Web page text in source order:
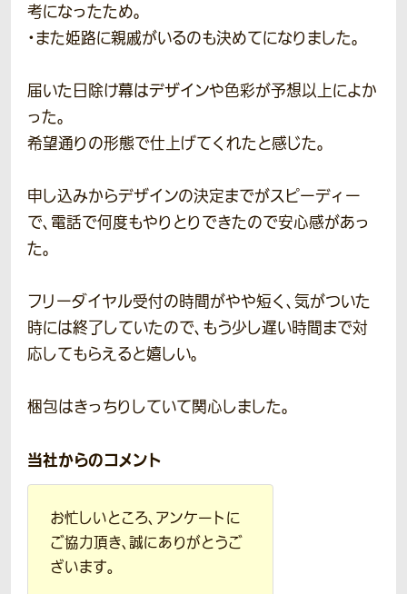
考になったため。
・また姫路に親戚がいるのも決めてになりました。
届いた日除け幕はデザインや色彩が予想以上によか
った。
希望通りの形態で仕上げてくれたと感じた。
申し込みからデザインの決定までがスピーディー
で、電話で何度もやりとりできたので安心感があっ
た。
フリーダイヤル受付の時間がやや短く、気がついた
時には終了していたので、もう少し遅い時間まで対
応してもらえると嬉しい。
梱包はきっちりしていて関心しました。
当社からのコメント
お忙しいところ、アンケートに
ご協力頂き、誠にありがとうご
ざいます。